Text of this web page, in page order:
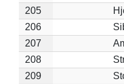
205
206
207
208
209